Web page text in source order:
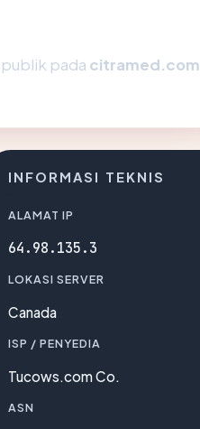
pada citramed.com
INFORMASI TEKNIS
ALAMAT IP
64.98.135.3
LOKASI SERVER
Canada
ISP / PENYEDIA
Tucows.com Co.
ASN